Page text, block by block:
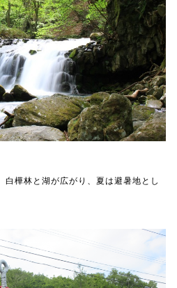
樺林と湖が広がり、夏は避暑地とし